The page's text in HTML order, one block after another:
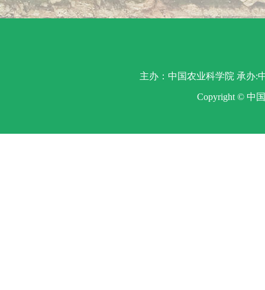
主办：中国农业科学院 承办:
Copyright © 中